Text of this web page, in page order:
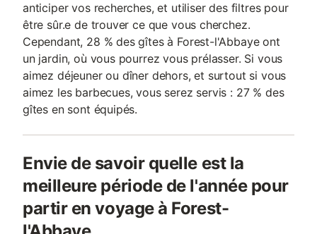
anticiper vos recherches, et utiliser des filtres pour
être sûr.e de trouver ce que vous cherchez.
Cependant, 28 % des gîtes à Forest-l'Abbaye ont
un jardin, où vous pourrez vous prélasser. Si vous
aimez déjeuner ou dîner dehors, et surtout si vous
aimez les barbecues, vous serez servis : 27 % des
gîtes en sont équipés.
Envie de savoir quelle est la
meilleure période de l'année pour
partir en voyage à Forest-